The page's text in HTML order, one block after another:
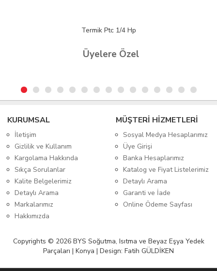
Termik Ptc 1/4 Hp
Üyelere Özel
KURUMSAL
İletişim
Gizlilik ve Kullanım
Kargolama Hakkında
Sıkça Sorulanlar
Kalite Belgelerimiz
Detaylı Arama
Markalarımız
Hakkımızda
MÜŞTERİ HİZMETLERİ
Sosyal Medya Hesaplarımız
Üye Girişi
Banka Hesaplarımız
Katalog ve Fiyat Listelerimiz
Detaylı Arama
Garanti ve İade
Online Ödeme Sayfası
Copyrights © 2026 BYS Soğutma, Isıtma ve Beyaz Eşya Yedek
Parçaları | Konya | Design: Fatih GÜLDİKEN